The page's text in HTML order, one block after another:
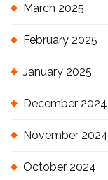
March 2025
February 2025
January 2025
December 2024
November 2024
October 2024